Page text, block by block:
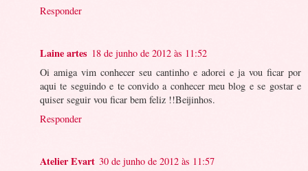
Responder
Laine artes 18 de junho de 2012 às 11:52
Oi amiga vim conhecer seu cantinho e adorei e ja vou ficar por
aqui te seguindo e te convido a conhecer meu blog e se gostar e
quiser seguir vou ficar bem feliz !!Beijinhos.
Responder
Atelier Evart 30 de junho de 2012 às 11:57